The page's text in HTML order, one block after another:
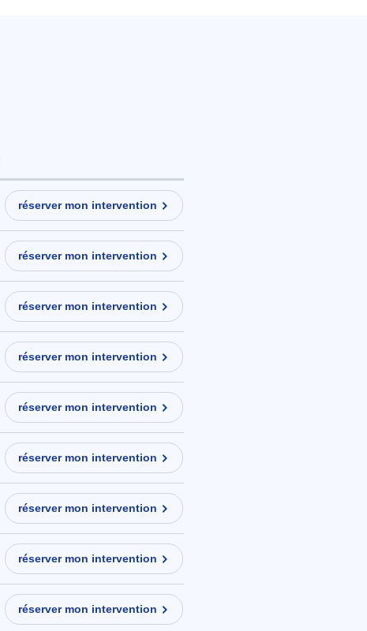
réserver mon intervention
réserver mon intervention
réserver mon intervention
réserver mon intervention
réserver mon intervention
réserver mon intervention
réserver mon intervention
réserver mon intervention
réserver mon intervention